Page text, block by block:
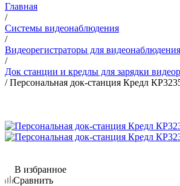
Главная
/
Системы видеонаблюдения
/
Видеорегистраторы для видеонаблюдения
/
Док станции и кредлы для зарядки
/Персональная док-станция Кредл
В избранное
Сравнить